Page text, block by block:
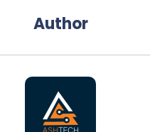
Author